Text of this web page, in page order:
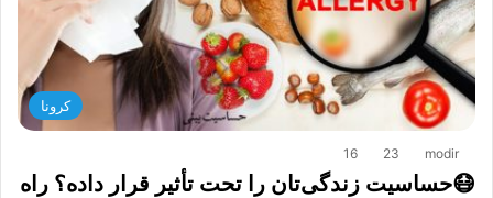
کرونا
modir
23
16
😷حساسیت زندگی‌تان را تحت تأثیر قرار داده؟ راه